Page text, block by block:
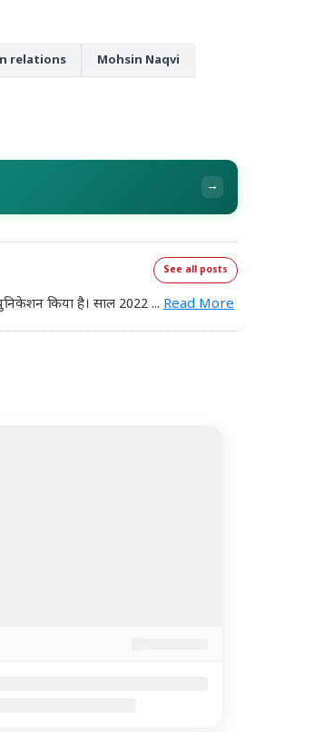
relations Mohsin Naqvi
→
See all posts
किया है। साल 2022 ... Read More